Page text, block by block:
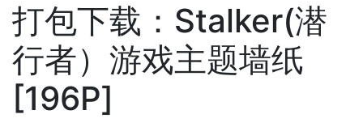
打包下载：Stalker(潜
行者）游戏主题墙纸
[196P]